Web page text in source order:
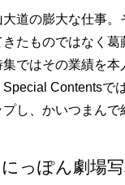
道の膨大な仕事。
たものではなく葛
ではその業績を本
Contentsで
し、かいつまんで
にっぽん劇場